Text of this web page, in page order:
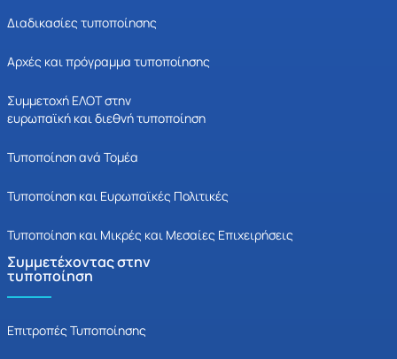
Διαδικασίες τυποποίησης
Αρχές και πρόγραμμα τυποποίησης
Συμμετοχή ΕΛΟΤ στην
ευρωπαϊκή και διεθνή τυποποίηση
Τυποποίηση ανά Τομέα
Τυποποίηση και Ευρωπαϊκές Πολιτικές
Τυποποίηση και Μικρές και Μεσαίες Επιχειρήσεις
Συμμετέχοντας στην
τυποποίηση
Επιτροπές Τυποποίησης